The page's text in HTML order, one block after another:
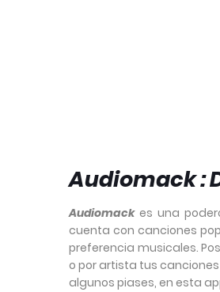
Audiomack :
Audiomackes una
cuenta con canciones
preferencia musicales.
o por artista tus
algunos piases, en esta